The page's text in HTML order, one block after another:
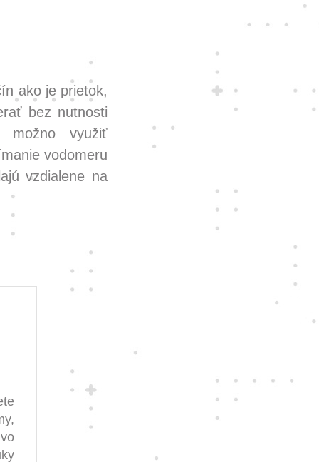
ako je prietok,
bez nutnosti
možno využiť
vodomeru
vzdialene na